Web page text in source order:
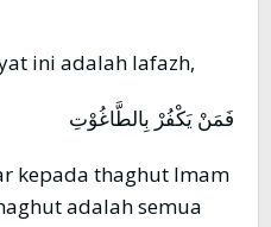
ini adalah lafazh,
فَمَنْ يَكْفُرْ بِالطَّاغُوْتِ
kepada thaghut Imam
adalah semua